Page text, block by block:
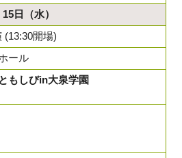
15日
（水）
(13:30開場)
ール
もしびin大泉学園